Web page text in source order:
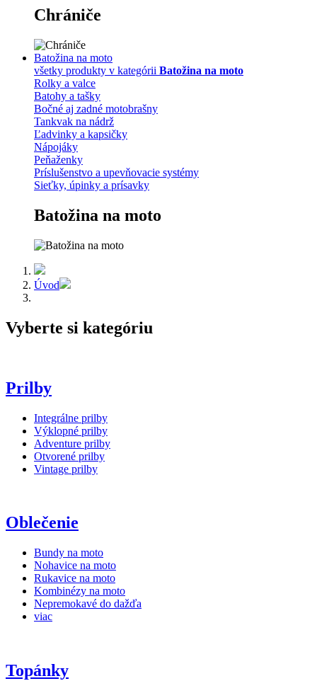
Chrániče
Batožina na moto
všetky produkty v kategórii Batožina na moto
Rolky a valce
Batohy a tašky
Bočné aj zadné motobrašny
Tankvak na nádrž
Ľadvinky a kapsičky
Nápojáky
Peňaženky
Príslušenstvo a upevňovacie systémy
Sieťky, úpinky a prísavky
Batožina na moto
Úvod
Vyberte si kategóriu
Prilby
Integrálne prilby
Výklopné prilby
Adventure prilby
Otvorené prilby
Vintage prilby
Oblečenie
Bundy na moto
Nohavice na moto
Rukavice na moto
Kombinézy na moto
Nepremokavé do dažďa
viac
Topánky